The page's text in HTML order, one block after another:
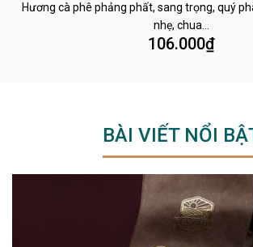
Hương cà phê phảng phất, sang trọng, quý
nhẹ, chua…
106.000₫
BÀI VIẾT NỔI